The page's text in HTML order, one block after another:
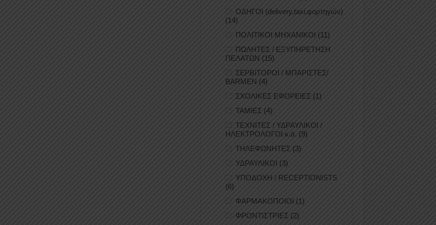
ΟΔΗΓΟΙ (delivery,taxi,φορτηγών)
(14)
ΠΟΛΙΤΙΚΟΙ ΜΗΧΑΝΙΚΟΙ (11)
ΠΩΛΗΤΕΣ / ΕΞΥΠΗΡΕΤΗΣΗ
ΠΕΛΑΤΩΝ (15)
ΣΕΡΒΙΤΟΡΟΙ / ΜΠΑΡΙΣΤΕΣ/
BARMEN (4)
ΣΧΟΛΙΚΕΣ ΕΦΟΡΕΙΕΣ (1)
ΤΑΜΙΕΣ (4)
ΤΕΧΝΙΤΕΣ / ΥΔΡΑΥΛΙΚΟΙ /
ΗΛΕΚΤΡΟΛΟΓΟΙ κ.ά. (9)
ΤΗΛΕΦΩΝΗΤΕΣ (3)
ΥΔΡΑΥΛΙΚΟΙ (3)
ΥΠΟΔΟΧΗ / RECEPTIONISTS
(6)
ΦΑΡΜΑΚΟΠΟΙΟΙ (1)
ΦΡΟΝΤΙΣΤΡΙΕΣ (2)